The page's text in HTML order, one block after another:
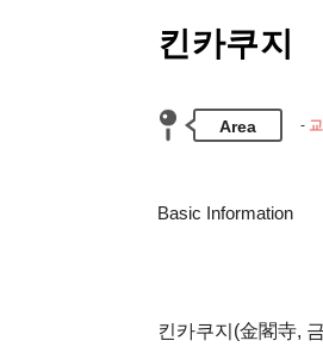
킨카쿠지
Area
Basic Information
킨카쿠지(金閣寺,